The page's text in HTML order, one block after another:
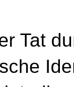
Tat